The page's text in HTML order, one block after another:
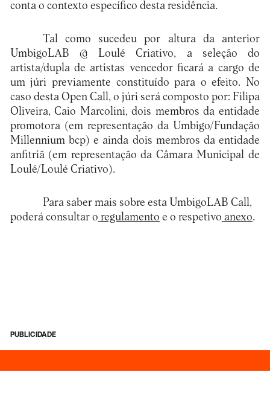
conta o contexto específico desta residência.
Tal como sucedeu por altura da anterior
UmbigoLAB @ Loulé Criativo, a seleção do
artista/dupla de artistas vencedor ficará a cargo de
um júri previamente constituído para o efeito. No
caso desta Open Call, o júri será composto por: Filipa
Oliveira, Caio Marcolini, dois membros da entidade
promotora (em representação da Umbigo/Fundação
Millennium bcp) e ainda dois membros da entidade
anfitriã (em representação da Câmara Municipal de
Loulé/Loulé Criativo).
Para saber mais sobre esta UmbigoLAB Call,
poderá consultar o regulamento e o respetivo anexo.
PUBLICIDADE